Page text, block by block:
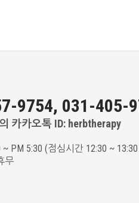
9754, 031-405-
카카오톡 ID: herbtherapy
~ PM 5:30 (점심시간 12:30 ~
무